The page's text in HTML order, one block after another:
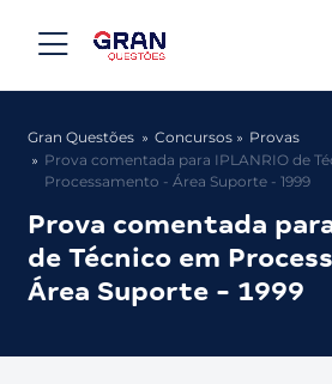
Gran Questões Concursos
Provas
Prova comentada para IPLANRIO de
Processamento - Área Suporte - 1999
Prova comentada
de Técnico em
Área Suporte - 1999